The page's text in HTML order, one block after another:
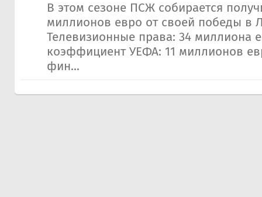
В этом сезоне ПСЖ собирается
миллионов евро от своей победы в
Телевизионные права: 34 миллиона
коэффициент УЕФА: 11 миллионов
фин...